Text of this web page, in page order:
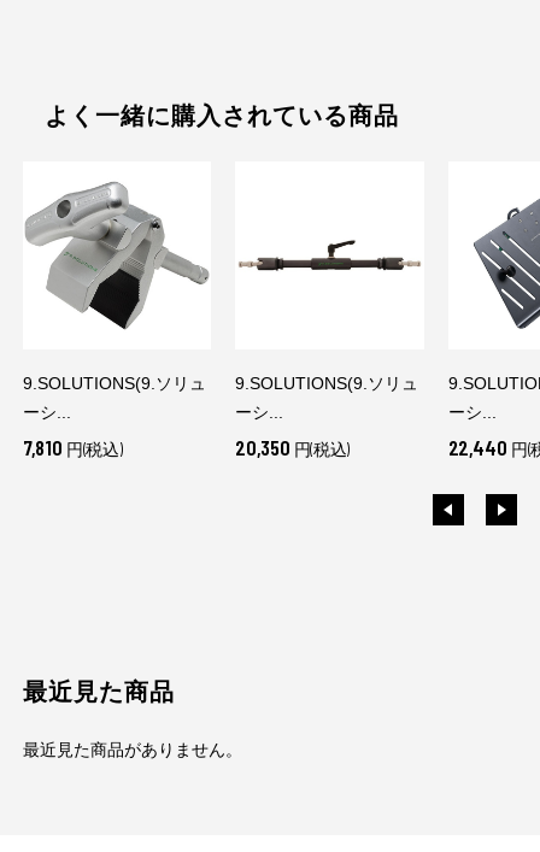
よく一緒に購入されている商品
9.SOLUTIONS(9.ソリュ
ーシ...
7,810 円(税込)
9.SOLUTIONS(9.ソリュ
ーシ...
20,350 円(税込)
ーシ...
22,440 円(
最近見た商品
最近見た商品がありません。